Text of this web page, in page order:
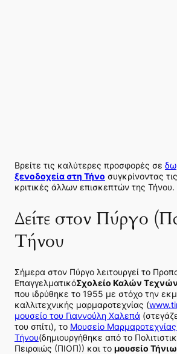
Βρείτε τις καλύτερες προσφορές σε
ξενοδοχεία στη Τήνο συγκρίνοντας
κριτικές άλλων επισκεπτών της Τήνου.
Δείτε στον Πύργο
Τήνου
Σήμερα στον Πύργο λειτουργεί το
ΕπαγγελματικόΣχολείο Καλών Τεχνών
που ιδρύθηκε το 1955 με στόχο την
καλλιτεχνικής μαρμαροτεχνίας (
μουσείο του Γιαννούλη Χαλεπά
του σπίτι), το Μουσείο
Τήνου(δημιουργήθηκε από το
Πειραιώς (ΠΙΟΠ)) και το μουσείο